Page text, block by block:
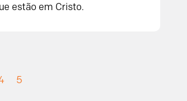
estão em Cristo.
5